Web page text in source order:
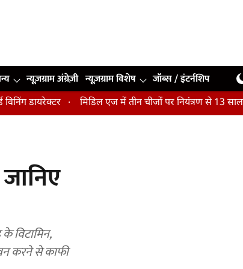
न्यूज़ग्राम अंग्रेज़ी न्यूज़ग्राम विशेष जॉब्स / इंटर्नशिप
मिडिल एज में तीन चीजों पर नियंत्रण से 13 साल तक
विटामिन,
करने से काफी